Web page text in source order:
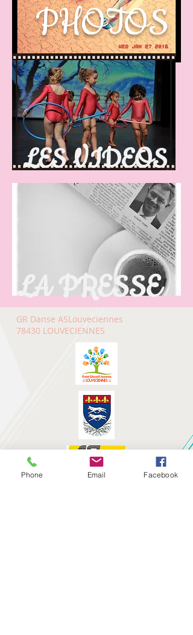
PHOTOS
LES VIDEOS
LA PRESSE
GR Danse ASLouveciennes
78430 LOUVECIENNES
Phone Email Facebook